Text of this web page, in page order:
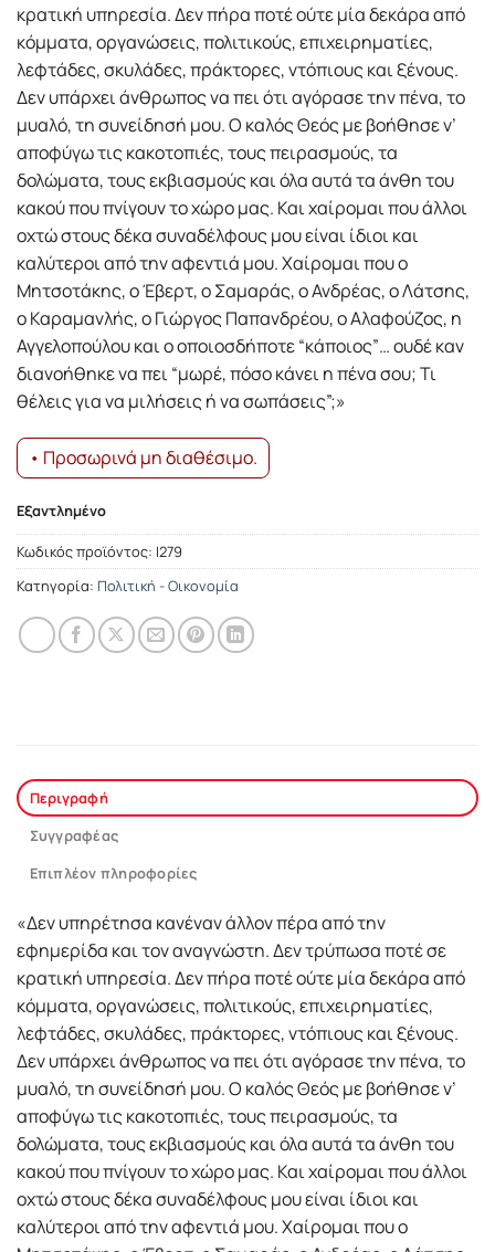
κρατική υπηρεσία. Δεν πήρα ποτέ ούτε μία δεκάρα από
κόμματα, οργανώσεις, πολιτικούς, επιχειρηματίες,
λεφτάδες, σκυλάδες, πράκτορες, ντόπιους και ξένους.
Δεν υπάρχει άνθρωπος να πει ότι αγόρασε την πένα, το
μυαλό, τη συνείδησή μου. Ο καλός Θεός με βοήθησε ν’
αποφύγω τις κακοτοπιές, τους πειρασμούς, τα
δολώματα, τους εκβιασμούς και όλα αυτά τα άνθη του
κακού που πνίγουν το χώρο μας. Και χαίρομαι που άλλοι
οχτώ στους δέκα συναδέλφους μου είναι ίδιοι και
καλύτεροι από την αφεντιά μου. Χαίρομαι που ο
Μητσοτάκης, ο Έβερτ, ο Σαμαράς, ο Ανδρέας, ο Λάτσης,
ο Καραμανλής, ο Γιώργος Παπανδρέου, ο Αλαφούζος, η
Αγγελοπούλου και ο οποιοσδήποτε “κάποιος”… ουδέ καν
διανοήθηκε να πει “μωρέ, πόσο κάνει η πένα σου; Τι
θέλεις για να μιλήσεις ή να σωπάσεις”;»
• Προσωρινά μη διαθέσιμο.
Εξαντλημένο
Κωδικός προϊόντος: Ι279
Κατηγορία: Πολιτική - Οικονομία
Περιγραφή
Συγγραφέας
Επιπλέον πληροφορίες
«Δεν υπηρέτησα κανέναν άλλον πέρα από την
εφημερίδα και τον αναγνώστη. Δεν τρύπωσα ποτέ σε
κρατική υπηρεσία. Δεν πήρα ποτέ ούτε μία δεκάρα από
κόμματα, οργανώσεις, πολιτικούς, επιχειρηματίες,
λεφτάδες, σκυλάδες, πράκτορες, ντόπιους και ξένους.
Δεν υπάρχει άνθρωπος να πει ότι αγόρασε την πένα, το
μυαλό, τη συνείδησή μου. Ο καλός Θεός με βοήθησε ν’
αποφύγω τις κακοτοπιές, τους πειρασμούς, τα
δολώματα, τους εκβιασμούς και όλα αυτά τα άνθη του
κακού που πνίγουν το χώρο μας. Και χαίρομαι που άλλοι
οχτώ στους δέκα συναδέλφους μου είναι ίδιοι και
καλύτεροι από την αφεντιά μου. Χαίρομαι που ο